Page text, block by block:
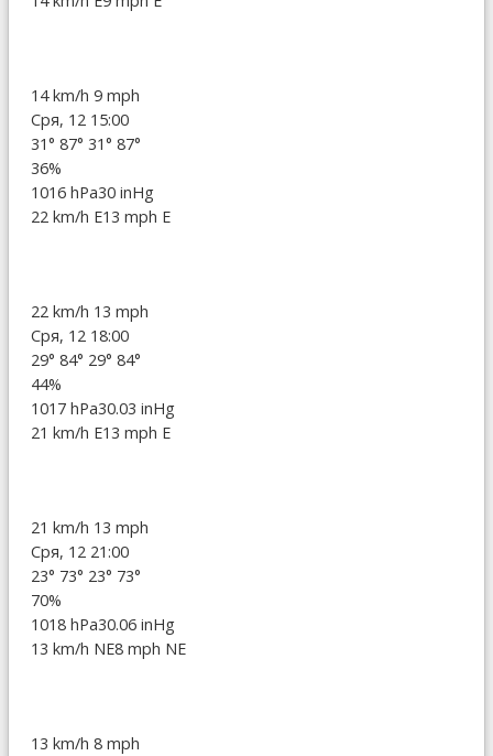
14 km/h 9 mph
Сря, 12 15:00
31° 87° 31° 87°
36%
1016 hPa30 inHg
22 km/h E13 mph E
22 km/h 13 mph
Сря, 12 18:00
29° 84° 29° 84°
44%
1017 hPa30.03 inHg
21 km/h E13 mph E
21 km/h 13 mph
Сря, 12 21:00
23° 73° 23° 73°
70%
1018 hPa30.06 inHg
13 km/h NE8 mph NE
13 km/h 8 mph